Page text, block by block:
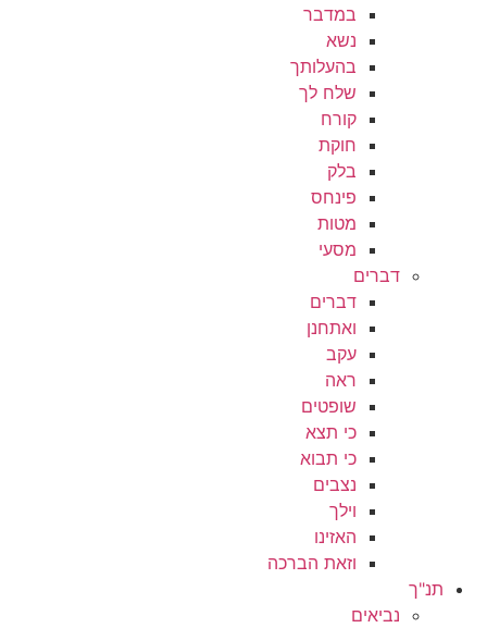
במדבר
נשא
בהעלותך
שלח לך
קורח
חוקת
בלק
פינחס
מטות
מסעי
דברים
דברים
ואתחנן
עקב
ראה
שופטים
כי תצא
כי תבוא
נצבים
וילך
האזינו
וזאת הברכה
תנ"ך
נביאים